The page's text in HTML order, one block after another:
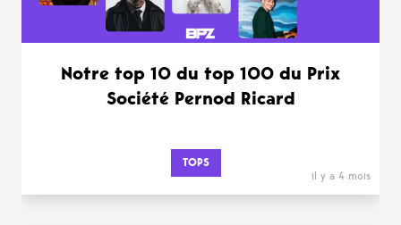
Notre top 10 du top 100 du Prix
Société Pernod Ricard
TOPS
il y a 4 mois